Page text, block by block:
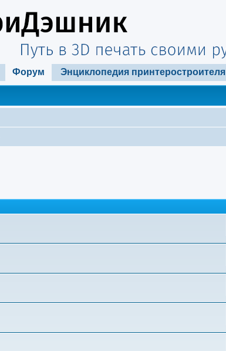
Форум Энциклопедия принтеростроителя